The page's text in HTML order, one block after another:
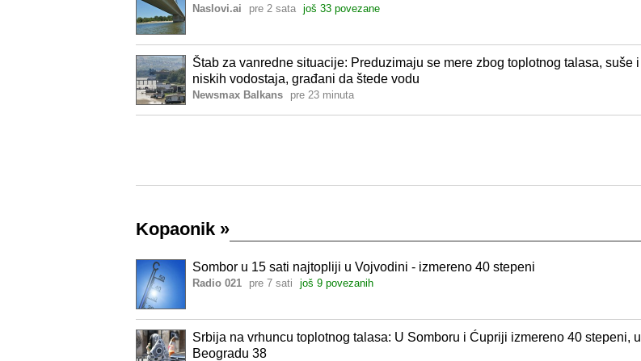
Naslovi.ai pre 2 sata još 33 povezane
Štab za vanredne situacije: Preduzimaju se mere zbog toplotnog talasa, suše i
niskih vodostaja, građani da štede vodu
Newsmax Balkans pre 23 minuta
Kopaonik »
Sombor u 15 sati najtopliji u Vojvodini - izmereno 40 stepeni
Radio 021 pre 7 sati još 9 povezanih
Srbija na vrhuncu toplotnog talasa: U Somboru i Ćupriji izmereno 40 stepeni, u
Beogradu 38